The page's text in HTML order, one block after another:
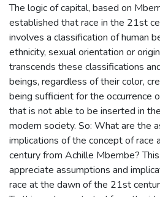
The logic of capital, based on
established that race in the 21st
involves a classification of human
ethnicity, sexual orientation or
transcends these classifications
beings, regardless of their color,
being sufficient for the occurrence
that is not able to be inserted in
modern society. So: What are the
implications of the concept of
century from Achille Mbembe?
appreciate assumptions and
race at the dawn of the 21st